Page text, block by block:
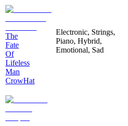
The
Fate
Of
Lifeless
Man
CrowHat
Electronic, Strings,
Piano, Hybrid,
Emotional, Sad